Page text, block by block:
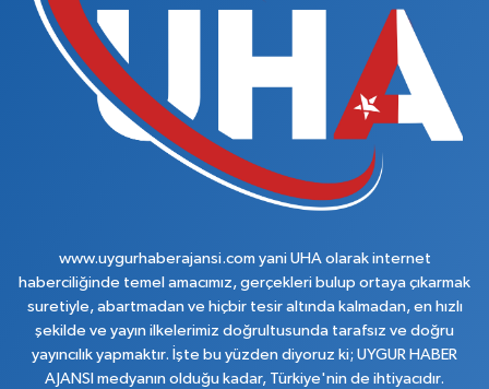
www.uygurhaberajansi.com yani UHA olarak internet
haberciliğinde temel amacımız, gerçekleri bulup ortaya çıkarmak
suretiyle, abartmadan ve hiçbir tesir altında kalmadan, en hızlı
şekilde ve yayın ilkelerimiz doğrultusunda tarafsız ve doğru
yayıncılık yapmaktır. İşte bu yüzden diyoruz ki; UYGUR HABER
AJANSI medyanın olduğu kadar, Türkiye'nin de ihtiyacıdır.